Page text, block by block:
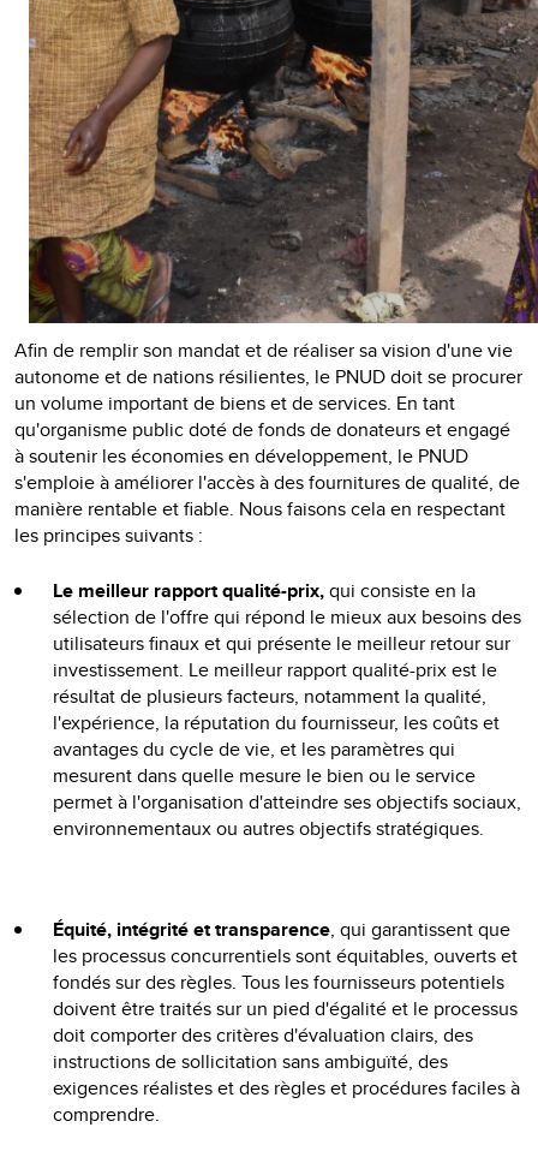
Afin de remplir son mandat et de réaliser sa vision d'une vie
autonome et de nations résilientes, le PNUD doit se procurer
un volume important de biens et de services. En tant
qu'organisme public doté de fonds de donateurs et engagé
à soutenir les économies en développement, le PNUD
s'emploie à améliorer l'accès à des fournitures de qualité, de
manière rentable et fiable. Nous faisons cela en respectant
les principes suivants :
Le meilleur rapport qualité-prix,qui consiste en la
sélection de l'offre qui répond le mieux aux besoins des
utilisateurs finaux et qui présente le meilleur retour sur
investissement. Le meilleur rapport qualité-prix est le
résultat de plusieurs facteurs, notamment la qualité,
l'expérience, la réputation du fournisseur, les coûts et
avantages du cycle de vie, et les paramètres qui
mesurent dans quelle mesure le bien ou le service
permet à l'organisation d'atteindre ses objectifs sociaux,
environnementaux ou autres objectifs stratégiques.
Équité, intégrité et transparence, qui garantissent que
les processus concurrentiels sont équitables, ouverts et
fondés sur des règles. Tous les fournisseurs potentiels
doivent être traités sur un pied d'égalité et le processus
doit comporter des critères d'évaluation clairs, des
instructions de sollicitation sans ambiguïté, des
exigences réalistes et des règles et procédures faciles à
comprendre.